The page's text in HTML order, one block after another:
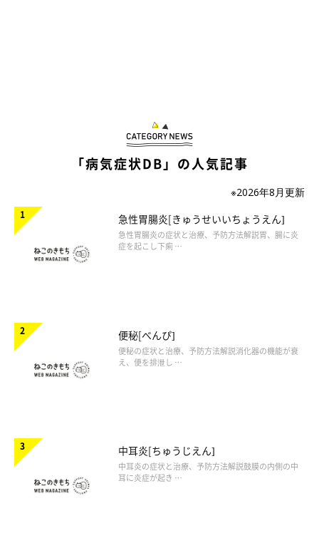
「病気症状DB」の人気記事
※2026年8月更新
急性胃腸炎[きゅうせいいちょうえん]
急性胃腸炎の症状と治療、予防方法解説胃、腸に炎
症を起こし下痢 …
便秘[べんぴ]
便秘の症状と治療、予防方法解説消化器の機能が衰
え、便を排泄し …
中耳炎[ちゅうじえん]
中耳炎の症状と治療、予防方法解説鼓膜の内側の中
耳に炎症が起き …